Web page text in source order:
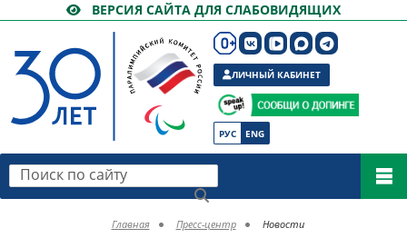
ВЕРСИЯ САЙТА ДЛЯ СЛАБОВИДЯЩИХ
РУС ENG
ЛИЧНЫЙ КАБИНЕТ
Поиск по сайту
Главная Пресс-центр Новости